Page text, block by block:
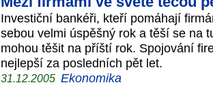
Investiční bankéři, kteří pomáhají
sebou velmi úspěšný rok a těší se na
mohou těšit na příští rok. Spojování
nejlepší za posledních pět let.
31.12.2005 Ekonomika